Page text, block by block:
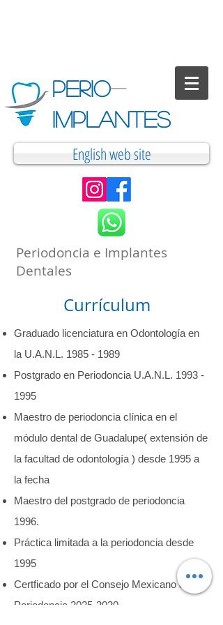
PERIO-
IMPLANTES
English web site
Periodoncia e Implantes
Dentales
Currículum
Graduado licenciatura en Odontología en
la U.A.N.L. 1985 - 1989
Postgrado en Periodoncia U.A.N.L. 1993 -
1995
Maestro de periodoncia clínica en el
módulo dental de Guadalupe( extensión de
la facultad de odontología ) desde 1995 a
la fecha
Maestro del postgrado de periodoncia
1996.
Práctica limitada a la periodoncia desde
1995
Certficado por el Consejo Mexicano de
Periodoncia 2025-2030